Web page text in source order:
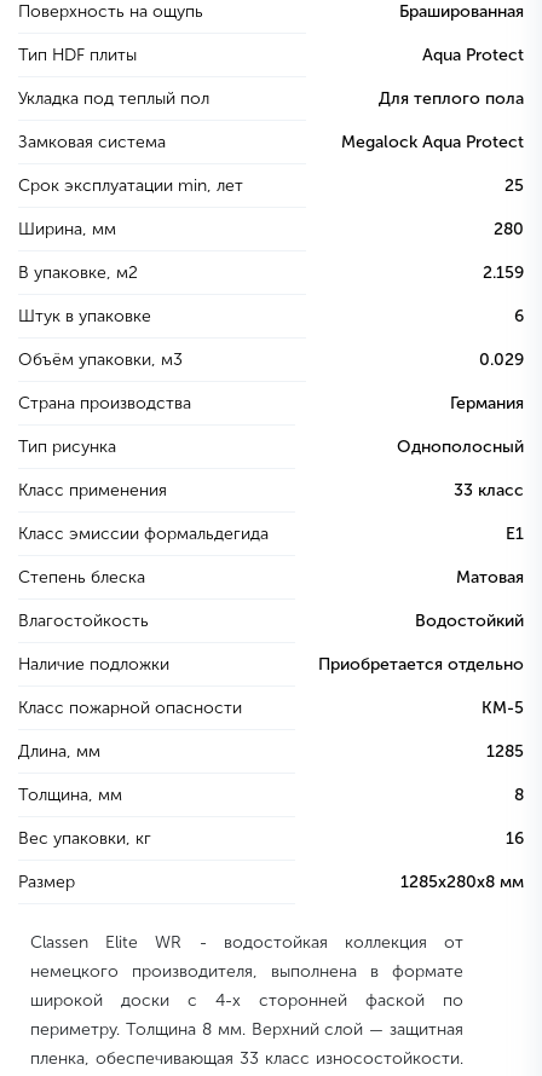
Поверхность на ощупь Брашированная
Тип HDF плиты Aqua Protect
Укладка под теплый пол Для теплого пола
Замковая система Megalock Aqua Protect
Срок эксплуатации min, лет 25
Ширина, мм 280
В упаковке, м2 2.159
Штук в упаковке 6
Объём упаковки, м3 0.029
Страна производства Германия
Тип рисунка Однополосный
Класс применения 33 класс
Класс эмиссии формальдегида E1
Степень блеска Матовая
Влагостойкость Водостойкий
Наличие подложки Приобретается отдельно
Класс пожарной опасности КМ-5
Длина, мм 1285
Толщина, мм 8
Вес упаковки, кг 16
Размер 1285х280х8 мм
Classen Elite WR - водостойкая коллекция от
немецкого производителя, выполнена в формате
широкой доски с 4-х сторонней фаской по
периметру. Толщина 8 мм. Верхний слой — защитная
пленка, обеспечивающая 33 класс износостойкости.